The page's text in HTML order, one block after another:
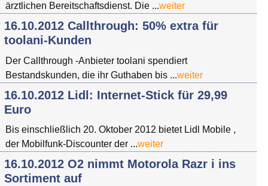
ärztlichen Bereitschaftsdienst. Die ...weiter
16.10.2012 Callthrough: 50% extra für
toolani-Kunden
Der Callthrough -Anbieter toolani spendiert
Bestandskunden, die ihr Guthaben bis ...weiter
16.10.2012 Lidl: Internet-Stick für 29,99
Euro
Bis einschließlich 20. Oktober 2012 bietet Lidl Mobile ,
der Mobilfunk-Discounter der ...weiter
16.10.2012 O2 nimmt Motorola Razr i ins
Sortiment auf